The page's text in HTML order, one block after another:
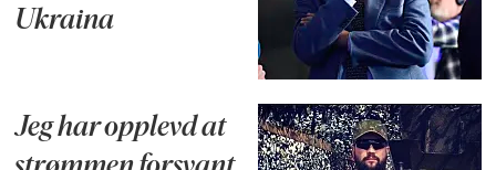
Ukraina
Jeg har opplevd at